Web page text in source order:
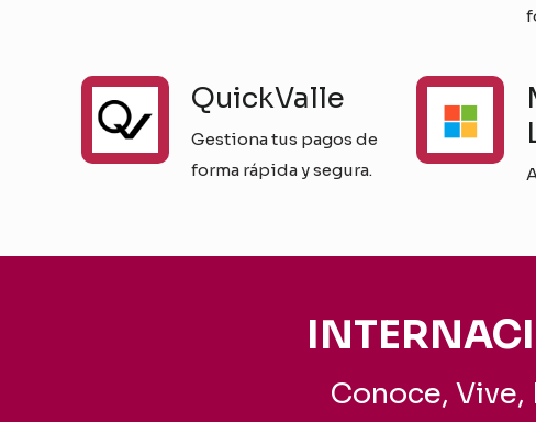
QuickValle
Gestiona tus pagos de
forma rápida y segura.
Conoce, Vive,